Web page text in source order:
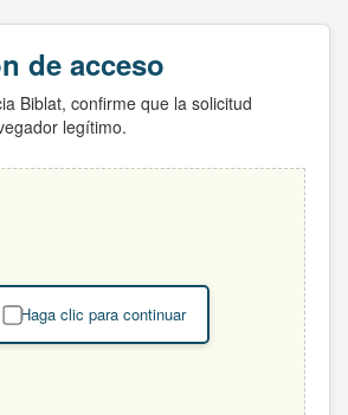
de acceso
Biblat, confirme que la solicitud
legítimo.
Haga clic para continuar